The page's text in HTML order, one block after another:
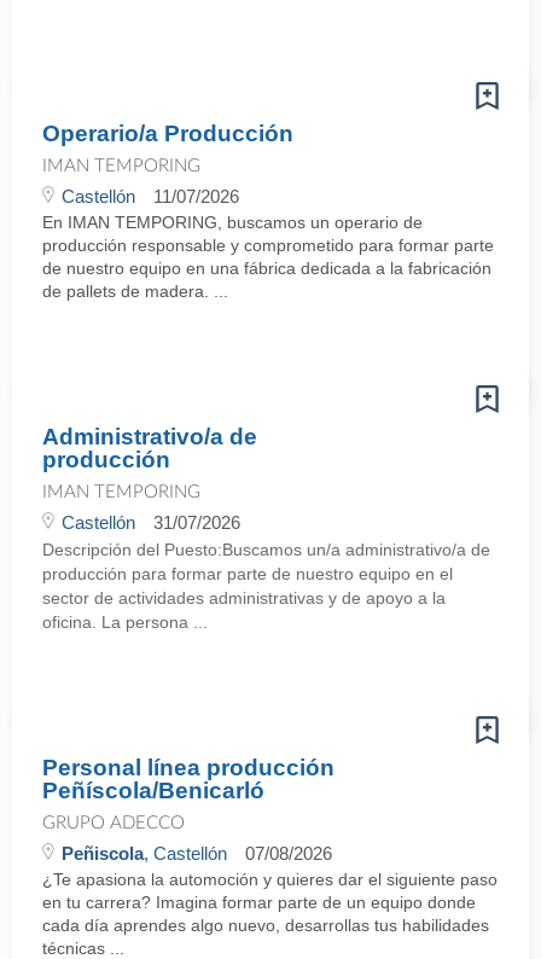
Operario/a Producción
IMAN TEMPORING
Castellón 11/07/2026
En IMAN TEMPORING, buscamos un operario de
producción responsable y comprometido para formar parte
de nuestro equipo en una fábrica dedicada a la fabricación
de pallets de madera. ...
Administrativo/a de
producción
IMAN TEMPORING
Castellón 31/07/2026
Descripción del Puesto:Buscamos un/a administrativo/a de
producción para formar parte de nuestro equipo en el
sector de actividades administrativas y de apoyo a la
oficina. La persona ...
Personal línea producción
Peñíscola/Benicarló
GRUPO ADECCO
Peñiscola, Castellón 07/08/2026
¿Te apasiona la automoción y quieres dar el siguiente paso
en tu carrera? Imagina formar parte de un equipo donde
cada día aprendes algo nuevo, desarrollas tus habilidades
técnicas ...